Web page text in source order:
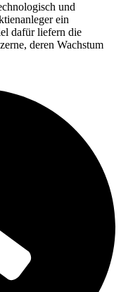
und
ein
dafür liefern die
deren Wachstum